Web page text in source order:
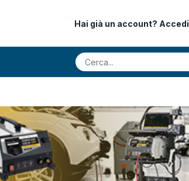
Hai già un account? Accedi